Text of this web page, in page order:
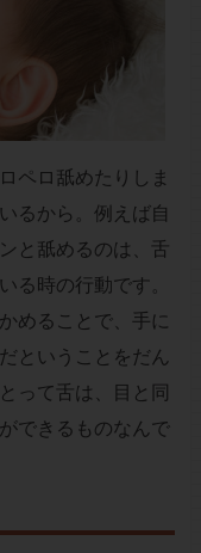
ペロ舐めたりしま
るから。例えば自
と舐めるのは、舌
る時の行動です。
めることで、手に
ということをだん
って舌は、目と同
できるものなんで